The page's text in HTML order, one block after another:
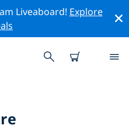
Liveaboard! Explore